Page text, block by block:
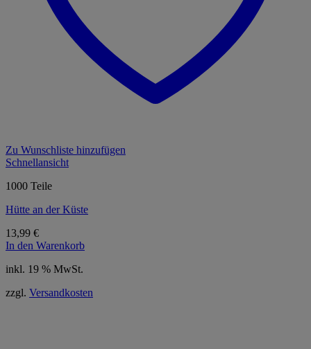
Zu Wunschliste hinzufügen
Schnellansicht
1000 Teile
Hütte an der Küste
13,99 €
In den Warenkorb
inkl. 19 % MwSt.
zzgl. Versandkosten